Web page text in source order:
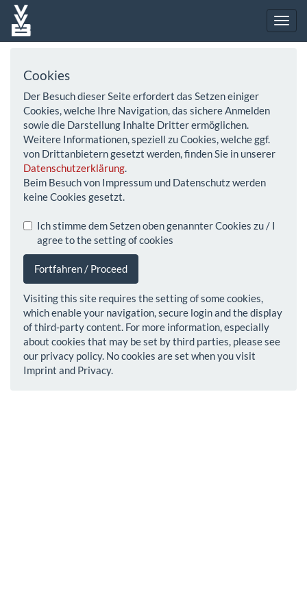
Cookies
Der Besuch dieser Seite erfordert das Setzen einiger
Cookies, welche Ihre Navigation, das sichere Anmelden
sowie die Darstellung Inhalte Dritter ermöglichen.
Weitere Informationen, speziell zu Cookies, welche ggf.
von Drittanbietern gesetzt werden, finden Sie in unserer
Datenschutzerklärung.
Beim Besuch von Impressum und Datenschutz werden
keine Cookies gesetzt.
Ich stimme dem Setzen oben genannter Cookies zu / I
agree to the setting of cookies
Fortfahren / Proceed
Visiting this site requires the setting of some cookies,
which enable your navigation, secure login and the display
of third-party content. For more information, especially
about cookies that may be set by third parties, please see
our privacy policy. No cookies are set when you visit
Imprint and Privacy.